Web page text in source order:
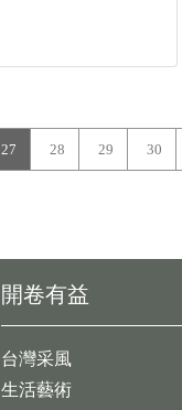
27 28 29 30
開卷有益
台灣采風
生活藝術